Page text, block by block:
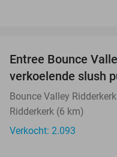
Entree Bounce
verkoelende slush
Bounce Valley Ridderkerk
Ridderkerk (6 km)
Verkocht: 2.093